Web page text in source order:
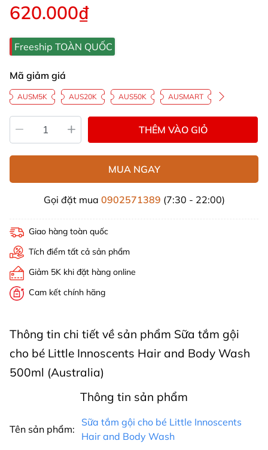
620.000₫
Freeship TOÀN QUỐC
Mã giảm giá
AUSM5K AUS20K AUS50K AUSMART
THÊM VÀO GIỎ
MUA NGAY
Gọi đặt mua 0902571389 (7:30 - 22:00)
Giao hàng toàn quốc
Tích điểm tất cả sản phẩm
Giảm 5K khi đặt hàng online
Cam kết chính hãng
Thông tin chi tiết về sản phẩm Sữa tắm gội
cho bé Little Innoscents Hair and Body Wash
500ml (Australia)
Thông tin sản phẩm
Tên sản phẩm:
Sữa tắm gội cho bé Little Innoscents
Hair and Body Wash